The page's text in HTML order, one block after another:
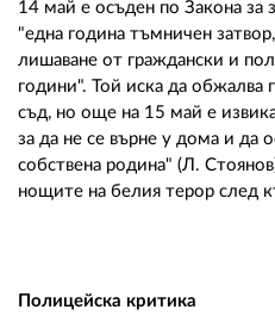
14 май е осъден по Закона за
"една година тъмничен
лишаване от граждански и
години". Той иска да обжалва
съд, но още на 15 май е
за да не се върне у дома и да
собствена родина" (Л.
нощите на белия терор след
Полицейска критика